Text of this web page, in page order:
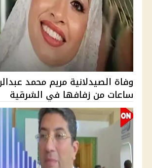
وفاة الصيدلانية مريم محمد
ساعات من زفافها في الشرقية